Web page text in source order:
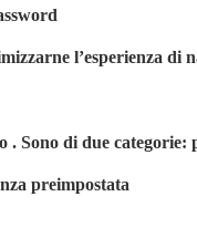
l’esperienza di
Sono di due categorie:
preimpostata